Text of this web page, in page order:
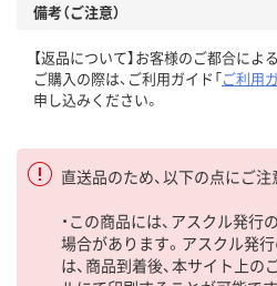
備考（ご注意）
【返品について】お客様のご都合によ
ご購入の際は、ご利用ガイド「ご利用
申し込みください。
直送品のため、以下の点にご注
・この商品には、アスクル発
場合があります。アスクル発
は、商品到着後、本サイト上